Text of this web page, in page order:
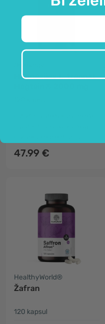
Magnezijev L-treonat
47.99 €
HealthyWorld®
Žafran
120 kapsul